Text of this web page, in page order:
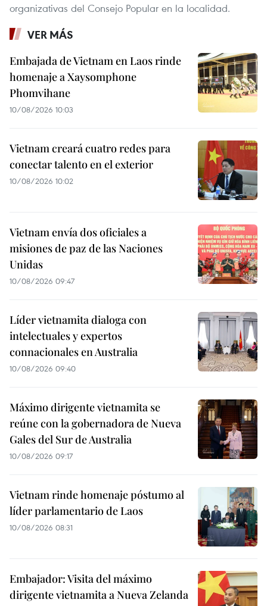
organizativas del Consejo Popular en la localidad.
VER MÁS
Embajada de Vietnam en Laos rinde
homenaje a Xaysomphone
Phomvihane
10/08/2026 10:03
Vietnam creará cuatro redes para
conectar talento en el exterior
10/08/2026 10:02
Vietnam envía dos oficiales a
misiones de paz de las Naciones
Unidas
10/08/2026 09:47
Líder vietnamita dialoga con
intelectuales y expertos
connacionales en Australia
10/08/2026 09:40
Máximo dirigente vietnamita se
reúne con la gobernadora de Nueva
Gales del Sur de Australia
10/08/2026 09:17
Vietnam rinde homenaje póstumo al
líder parlamentario de Laos
10/08/2026 08:31
Embajador: Visita del máximo
dirigente vietnamita a Nueva Zelanda